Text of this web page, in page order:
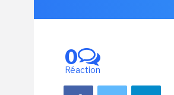
0
Réaction